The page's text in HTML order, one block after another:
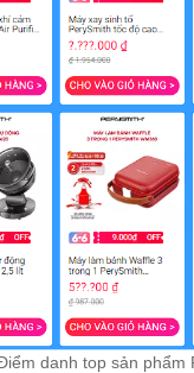
danh top sản phẩm